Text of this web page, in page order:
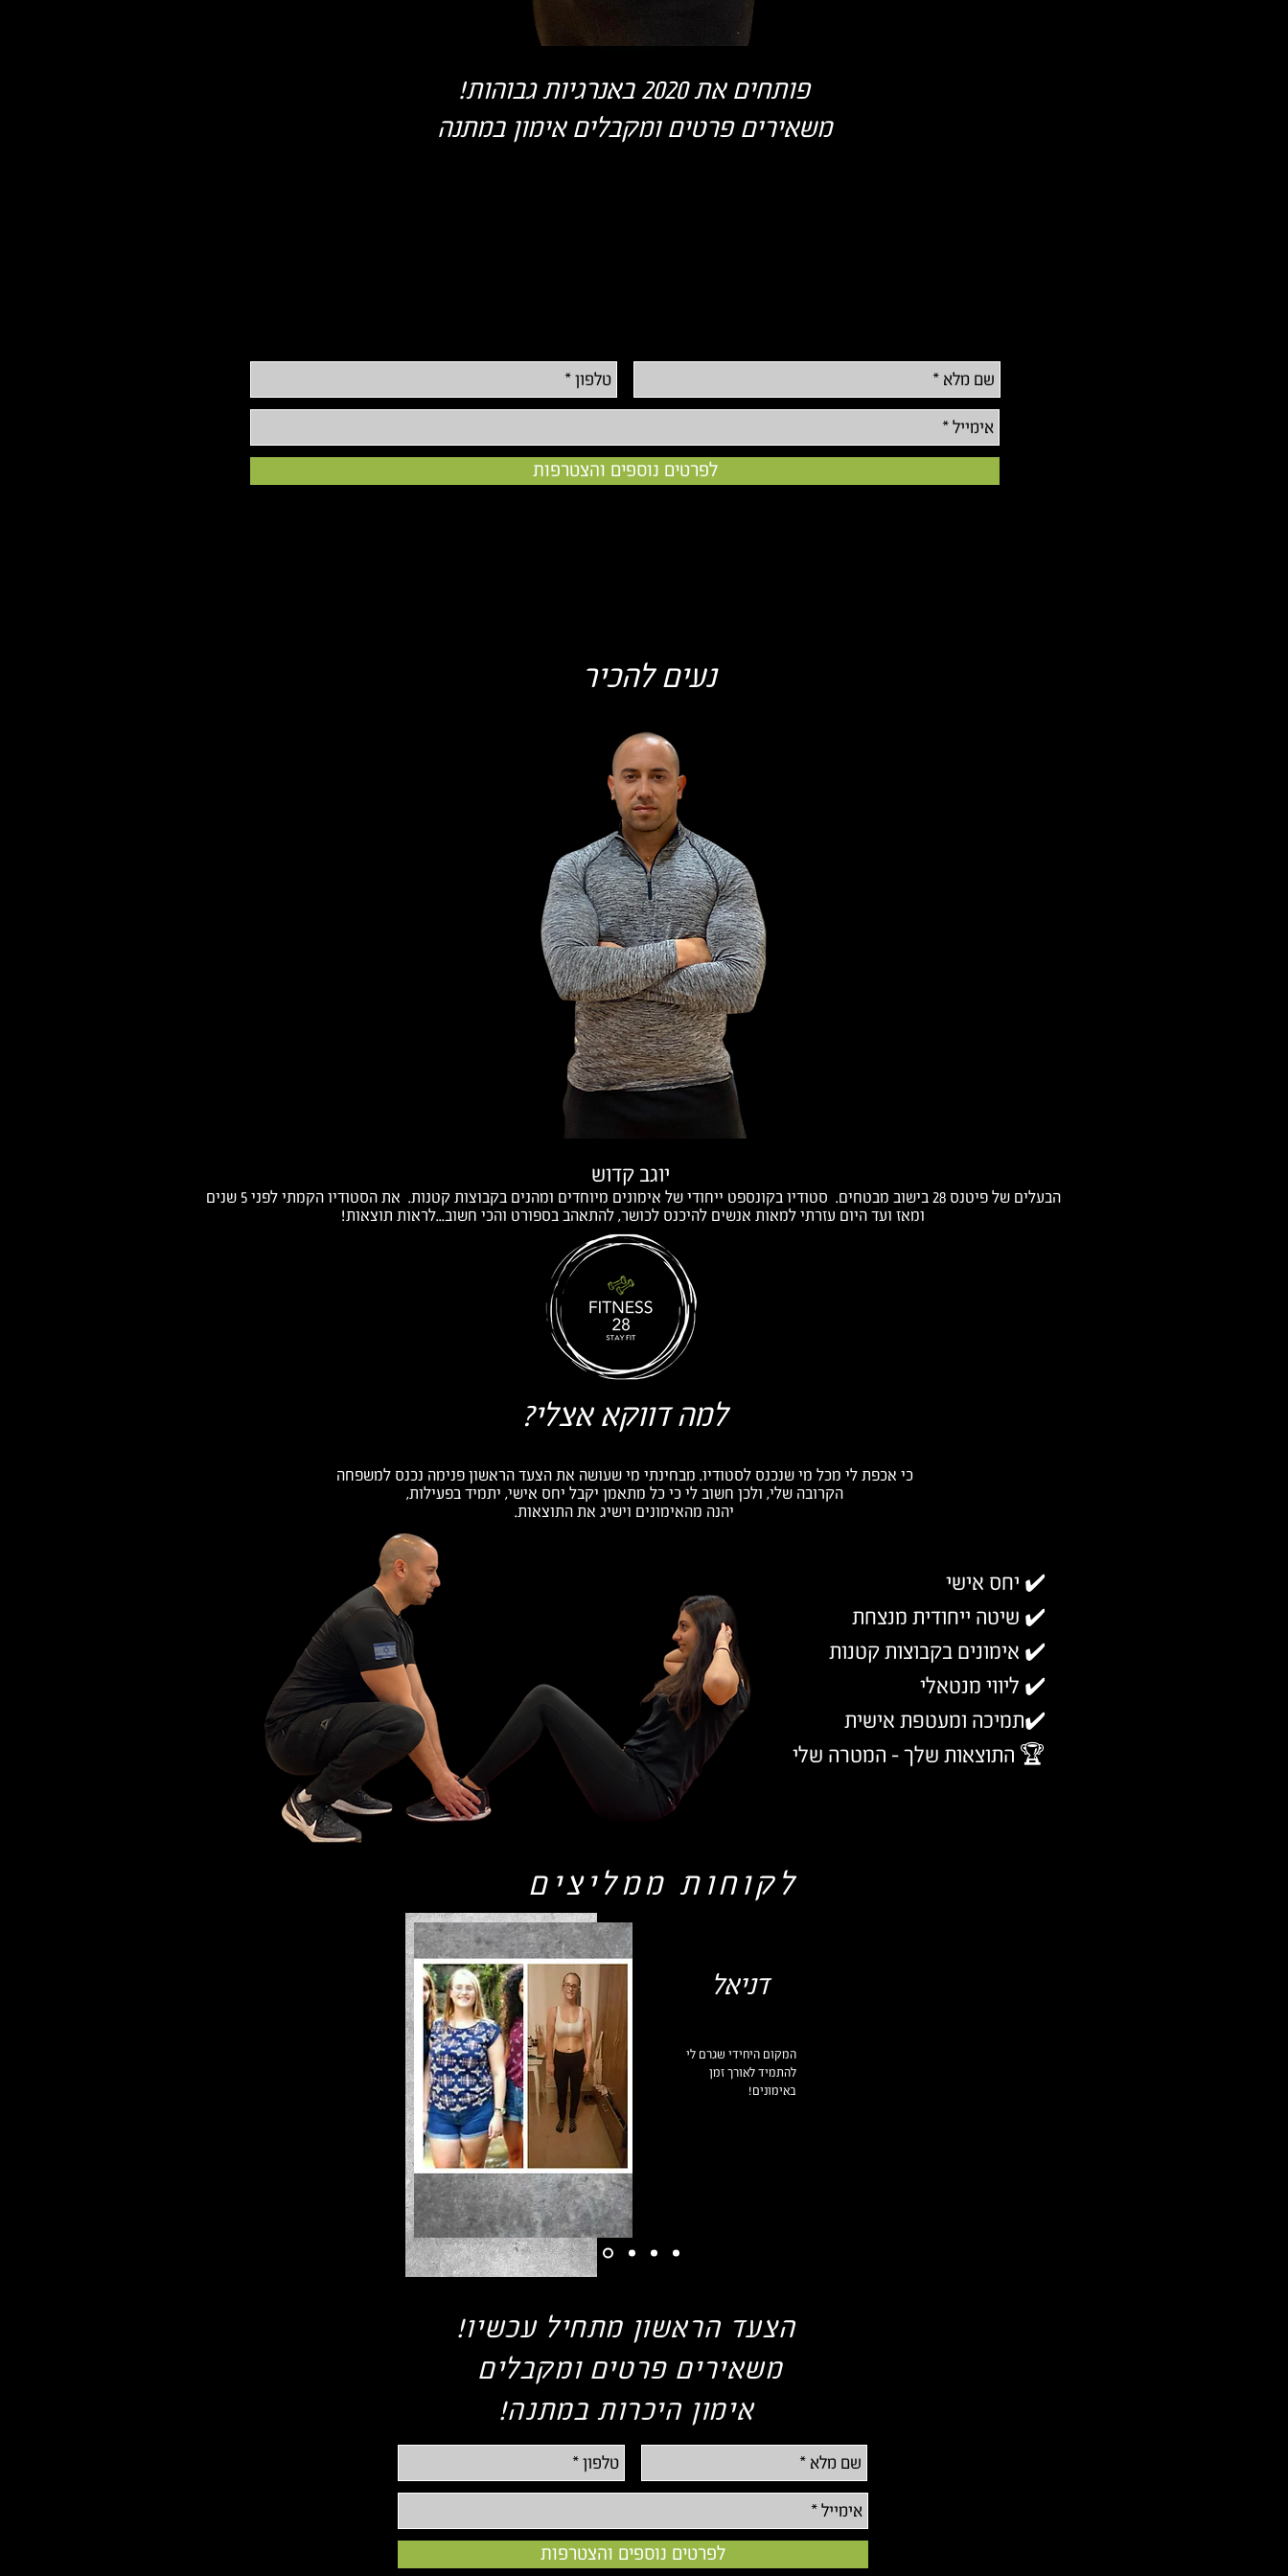
פותחים את 2020 באנרגיות גבוהות!
משאירים פרטים ומקבלים אימון במתנה
לפרטים נוספים והצטרפות
נעים להכיר
יוגב קדוש
הבעלים של פיטנס 28 בישוב מבטחים. סטודיו בקונספט ייחודי של אימונים מיוחדים ומהנים בקבוצות קטנות. את הסטודיו הקמתי לפני 5 שנים
ומאז ועד היום עזרתי למאות אנשים להיכנס לכושר, להתאהב בספורט והכי חשוב...לראות תוצאות!
כי אכפת לי מכל מי שנכנס לסטודיו. מבחינתי מי שעושה את הצעד הראשון פנימה נכנס למשפחה
הקרובה שלי, ולכן חשוב לי כי כל מתאמן יקבל יחס אישי, יתמיד בפעילות,
יהנה מהאימונים וישיג את התוצאות.
✔️ יחס אישי
✔️ שיטה ייחודית מנצחת
✔️ אימונים בקבוצות קטנות
✔️ ליווי מנטאלי
✔️תמיכה ומעטפת אישית
🏆 התוצאות שלך - המטרה שלי
לקוחות ממליצים
דניאל
המקום היחידי שגרם לי
להתמיד לאורך זמן
באימונים!
למה דווקא אצלי?
הצעד הראשון מתחיל עכשיו!
משאירים פרטים ומקבלים
אימון היכרות במתנה!
לפרטים נוספים והצטרפות